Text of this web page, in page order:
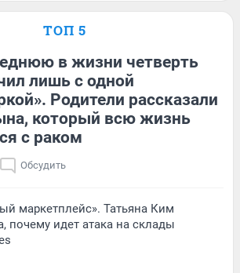
ТОП 5
в жизни четверть
лишь с одной
Родители рассказали
который всю жизнь
с раком
Обсудить
маркетплейс». Татьяна Ким
почему идет атака на склады